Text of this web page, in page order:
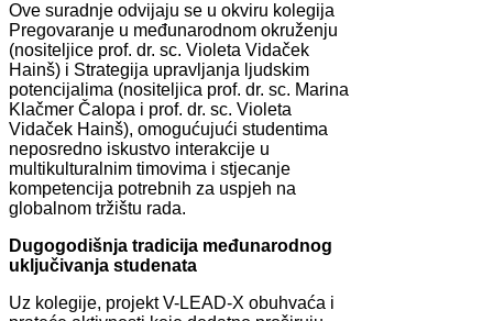
Ove suradnje odvijaju se u okviru kolegija
Pregovaranje u međunarodnom okruženju
(nositeljice prof. dr. sc. Violeta Vidaček
Hainš) i Strategija upravljanja ljudskim
potencijalima (nositeljica prof. dr. sc. Marina
Klačmer Čalopa i prof. dr. sc. Violeta
Vidaček Hainš), omogućujući studentima
neposredno iskustvo interakcije u
multikulturalnim timovima i stjecanje
kompetencija potrebnih za uspjeh na
globalnom tržištu rada.
Dugogodišnja tradicija međunarodnog
uključivanja studenata
Uz kolegije, projekt V-LEAD-X obuhvaća i